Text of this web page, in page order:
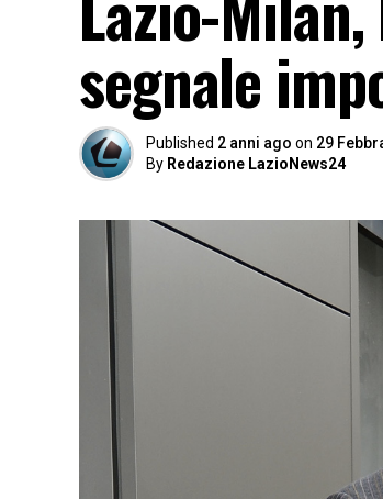
segnale
Published 2 anni ago on 29
By Redazione LazioNews24